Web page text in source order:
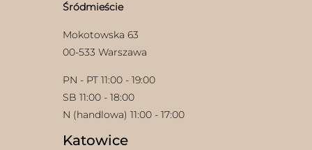
Śródmieście
Mokotowska 63
00-533 Warszawa
PN - PT 11:00 - 19:00
SB 11:00 - 18:00
N (handlowa) 11:00 - 17:00
Katowice